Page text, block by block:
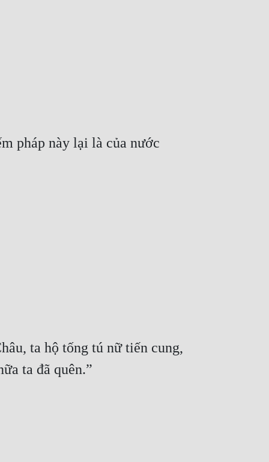
pháp này lại là của nước
ta hộ tống tú nữ tiến cung,
ta đã quên.”